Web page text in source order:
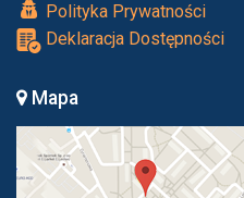
Polityka Prywatności
Deklaracja Dostępności
Mapa